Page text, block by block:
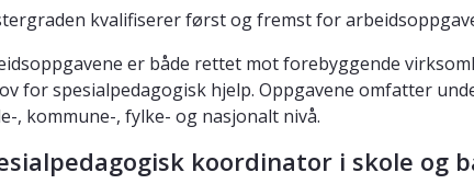
kvalifiserer først og fremst for
er både rettet mot forebyggende
for spesialpedagogisk hjelp. Oppgavene omfatter
, kommune-, fylke- og nasjonalt nivå.
koordinator i skole og